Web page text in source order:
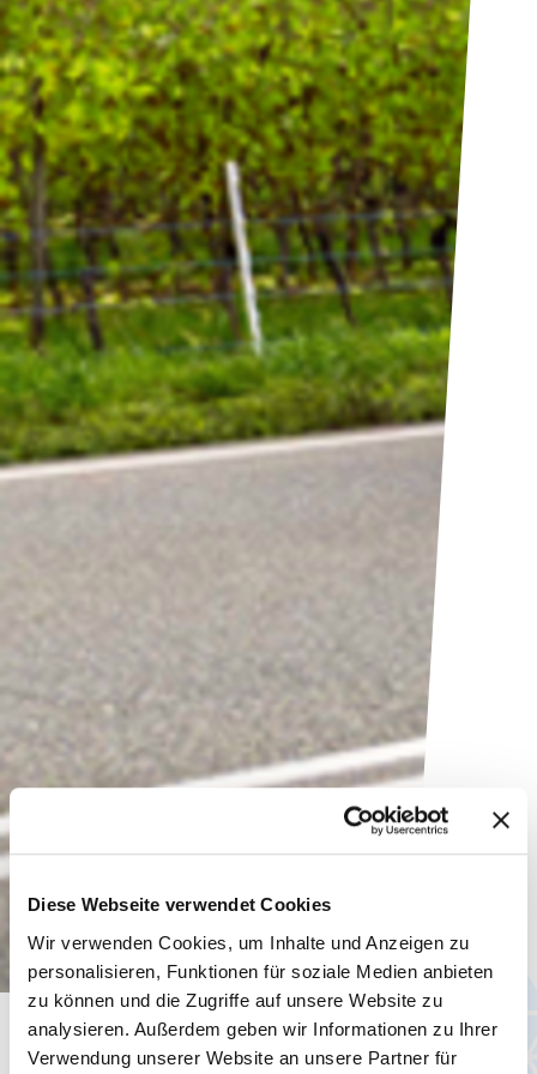
Diese Webseite verwendet Cookies
Wir verwenden Cookies, um Inhalte und Anzeigen zu
personalisieren, Funktionen für soziale Medien anbieten
zu können und die Zugriffe auf unsere Website zu
analysieren. Außerdem geben wir Informationen zu Ihrer
Verwendung unserer Website an unsere Partner für
Aktuelles